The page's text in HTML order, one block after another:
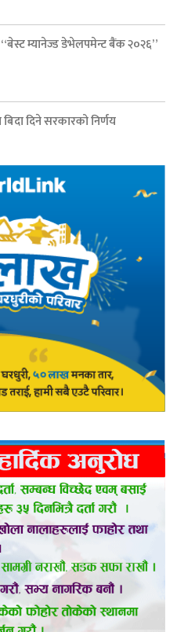
म्यानेज्ड डेभेलपमेन्ट बैंक २०२६”
दिने सरकारको निर्णय